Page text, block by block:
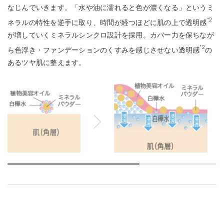
なじんでいきます。「水や油に濡れると色が濃くなる」というミ
ネラルの特性を逆手に取り、時間が経つほどに肌の上で透明感*2
が増していくミネラルシンクロ設計を採用。カバー力を保ちなが
ら色浮き・ファンデーションのくすみを感じさせない透明感*2の
あるツヤ肌に整えます。